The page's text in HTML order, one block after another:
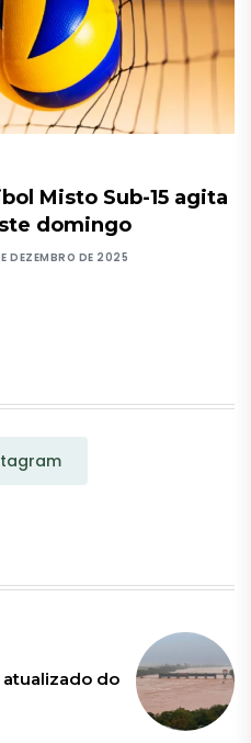
Misto Sub-15 agita
domingo
DEZEMBRO DE 2025
atualizado do